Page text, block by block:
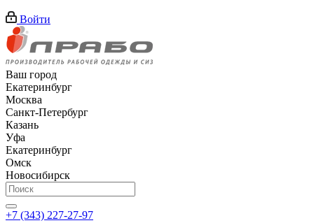
Войти
Ваш город
Екатеринбург
Москва
Санкт-Петербург
Казань
Уфа
Екатеринбург
Омск
Новосибирск
+7 (343) 227-27-97